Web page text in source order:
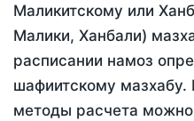
Маликитскому или
Малики, Ханбали)
расписании намоз
шафиитскому
методы расчета